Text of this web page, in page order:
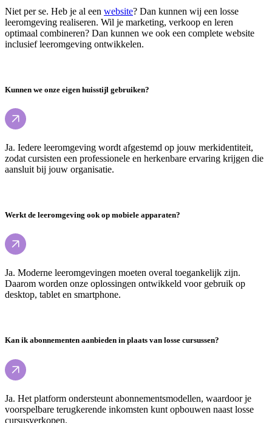
Niet per se. Heb je al een website? Dan kunnen wij een losse
leeromgeving realiseren. Wil je marketing, verkoop en leren
optimaal combineren? Dan kunnen we ook een complete website
inclusief leeromgeving ontwikkelen.
Kunnen we onze eigen huisstijl gebruiken?
Ja. Iedere leeromgeving wordt afgestemd op jouw merkidentiteit,
zodat cursisten een professionele en herkenbare ervaring krijgen die
aansluit bij jouw organisatie.
Werkt de leeromgeving ook op mobiele apparaten?
Ja. Moderne leeromgevingen moeten overal toegankelijk zijn.
Daarom worden onze oplossingen ontwikkeld voor gebruik op
desktop, tablet en smartphone.
Kan ik abonnementen aanbieden in plaats van losse cursussen?
Ja. Het platform ondersteunt abonnementsmodellen, waardoor je
voorspelbare terugkerende inkomsten kunt opbouwen naast losse
cursusverkopen.